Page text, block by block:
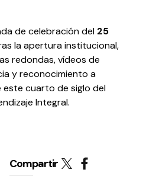
de celebración del 25
la apertura institucional,
redondas, vídeos de
y reconocimiento a
cuarto de siglo del
Integral.
Compartir